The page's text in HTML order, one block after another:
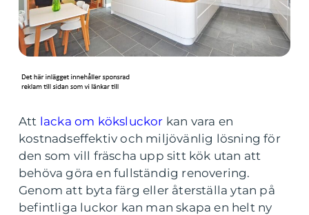
Att lacka om köksluckor kan vara en
kostnadseffektiv och miljövänlig lösning för
den som vill fräscha upp sitt kök utan att
behöva göra en fullständig renovering.
Genom att byta färg eller återställa ytan på
befintliga luckor kan man skapa en helt ny